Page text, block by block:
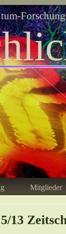
Mitglieder
5/13